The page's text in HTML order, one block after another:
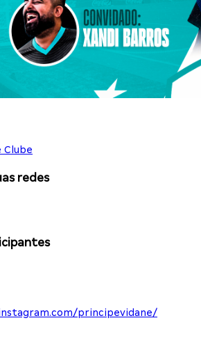
Clube
redes
principevidane/